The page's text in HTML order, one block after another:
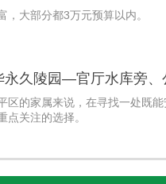
大部分都3万元预算以内。
久陵园—官厅水库旁、
区的家属来说，在寻找一处既
关注的选择。